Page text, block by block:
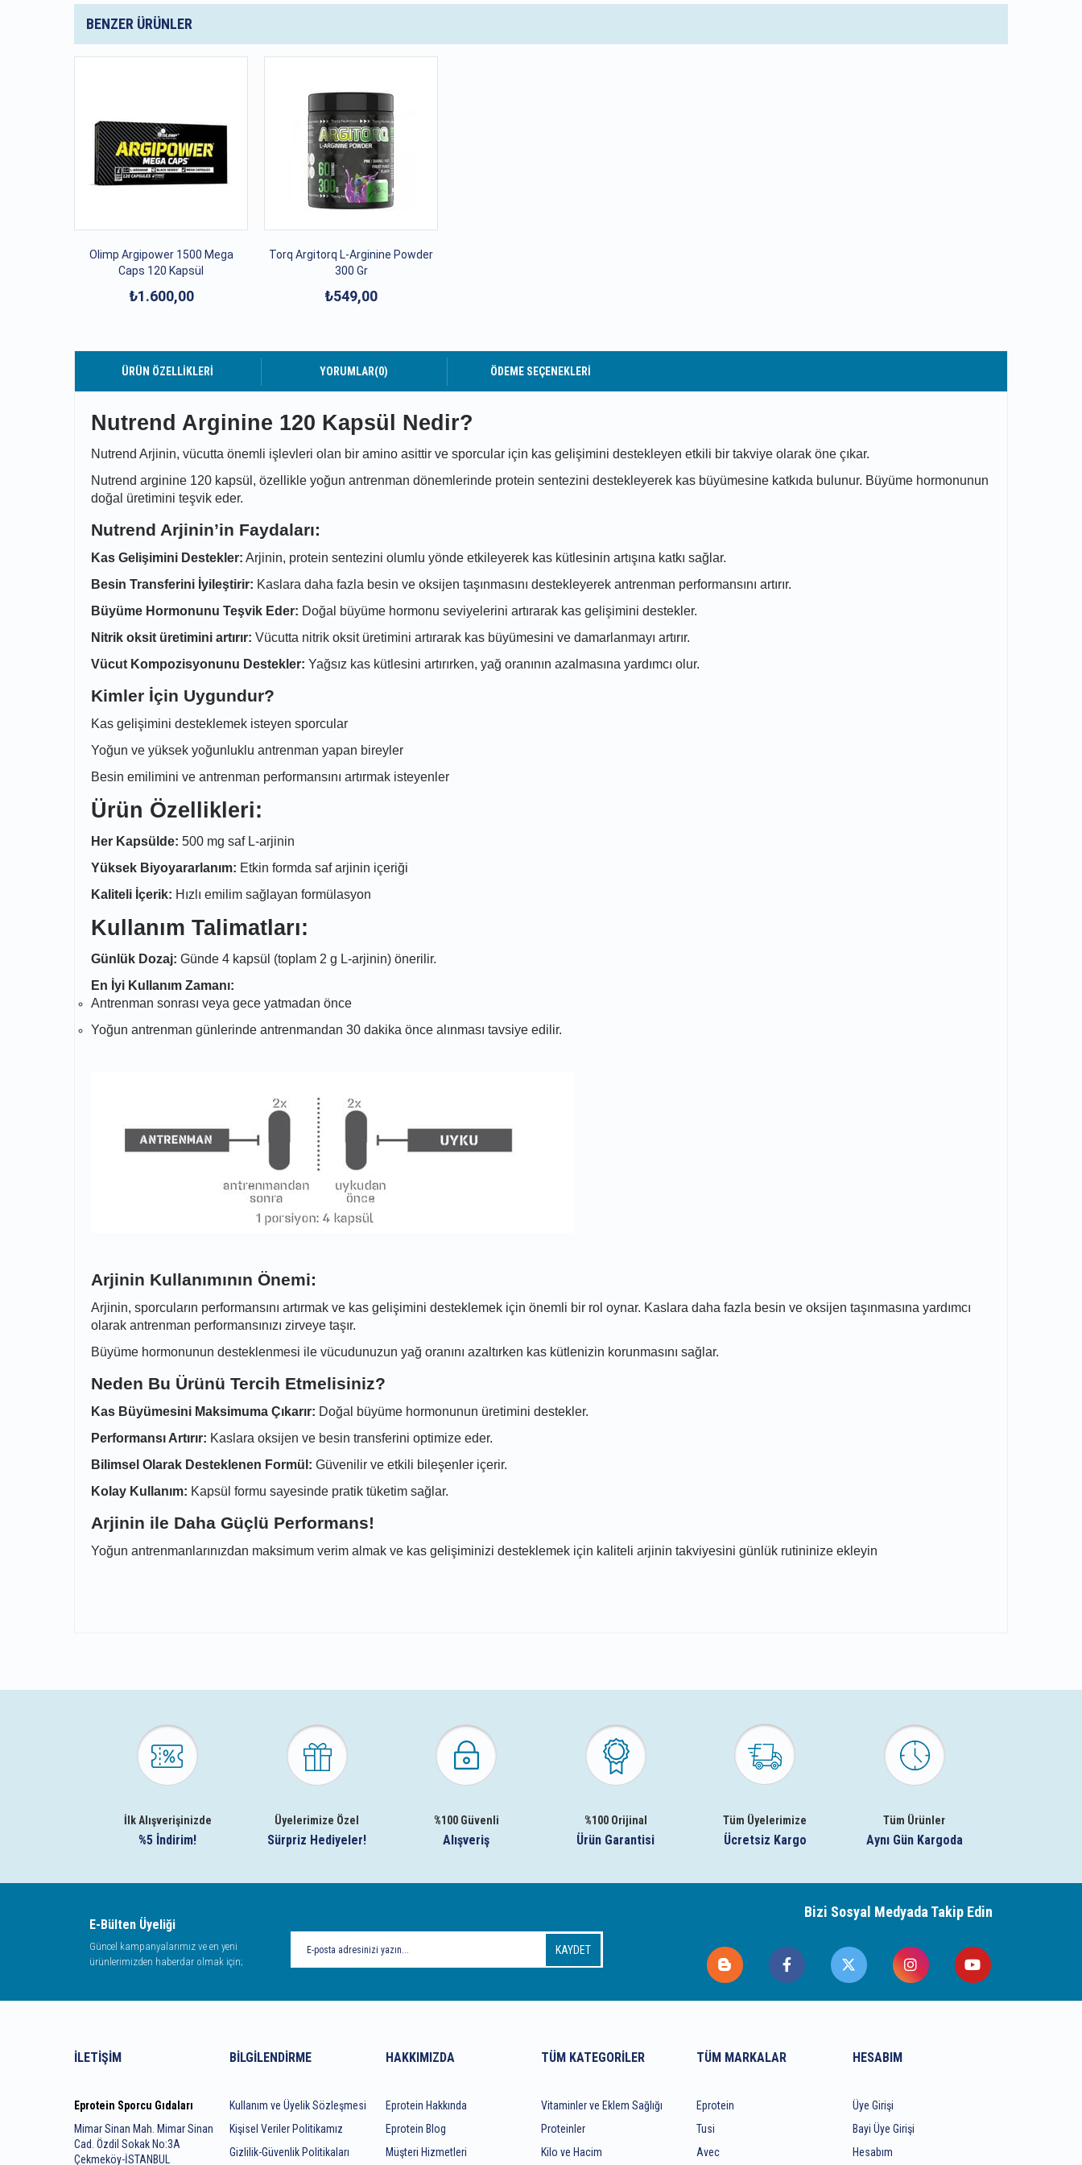
BENZER ÜRÜNLER
Olimp Argipower 1500 Mega
Caps 120 Kapsül
₺1.600,00
Torq Argitorq L-Arginine Powder
300 Gr
₺549,00
ÜRÜN ÖZELLIKLERI YORUMLAR(0) ÖDEME SEÇENEKLERI
Nutrend Arginine 120 Kapsül Nedir?
Nutrend Arjinin, vücutta önemli işlevleri olan bir amino asittir ve sporcular için kas gelişimini destekleyen etkili bir takviye olarak öne çıkar.
Nutrend arginine 120 kapsül, özellikle yoğun antrenman dönemlerinde protein sentezini destekleyerek kas büyümesine katkıda bulunur. Büyüme hormonunun
doğal üretimini teşvik eder.
Nutrend Arjinin’in Faydaları:
Kas Gelişimini Destekler: Arjinin, protein sentezini olumlu yönde etkileyerek kas kütlesinin artışına katkı sağlar.
Besin Transferini İyileştirir: Kaslara daha fazla besin ve oksijen taşınmasını destekleyerek antrenman performansını artırır.
Büyüme Hormonunu Teşvik Eder: Doğal büyüme hormonu seviyelerini artırarak kas gelişimini destekler.
Nitrik oksit üretimini artırır: Vücutta nitrik oksit üretimini artırarak kas büyümesini ve damarlanmayı artırır.
Vücut Kompozisyonunu Destekler: Yağsız kas kütlesini artırırken, yağ oranının azalmasına yardımcı olur.
Kimler İçin Uygundur?
Kas gelişimini desteklemek isteyen sporcular
Yoğun ve yüksek yoğunluklu antrenman yapan bireyler
Besin emilimini ve antrenman performansını artırmak isteyenler
Ürün Özellikleri:
Her Kapsülde: 500 mg saf L-arjinin
Yüksek Biyoyararlanım: Etkin formda saf arjinin içeriği
Kaliteli İçerik: Hızlı emilim sağlayan formülasyon
Kullanım Talimatları:
Günlük Dozaj: Günde 4 kapsül (toplam 2 g L-arjinin) önerilir.
En İyi Kullanım Zamanı:
Antrenman sonrası veya gece yatmadan önce
Yoğun antrenman günlerinde antrenmandan 30 dakika önce alınması tavsiye edilir.
Arjinin Kullanımının Önemi:
Arjinin, sporcuların performansını artırmak ve kas gelişimini desteklemek için önemli bir rol oynar. Kaslara daha fazla besin ve oksijen taşınmasına yardımcı
olarak antrenman performansınızı zirveye taşır.
Büyüme hormonunun desteklenmesi ile vücudunuzun yağ oranını azaltırken kas kütlenizin korunmasını sağlar.
Neden Bu Ürünü Tercih Etmelisiniz?
Kas Büyümesini Maksimuma Çıkarır: Doğal büyüme hormonunun üretimini destekler.
Performansı Artırır: Kaslara oksijen ve besin transferini optimize eder.
Bilimsel Olarak Desteklenen Formül: Güvenilir ve etkili bileşenler içerir.
Kolay Kullanım: Kapsül formu sayesinde pratik tüketim sağlar.
Arjinin ile Daha Güçlü Performans!
Yoğun antrenmanlarınızdan maksimum verim almak ve kas gelişiminizi desteklemek için kaliteli arjinin takviyesini günlük rutininize ekleyin
İlk Alışverişinizde
%5 İndirim!
Üyelerimize Özel
Sürpriz Hediyeler!
%100 Güvenli
Alışveriş
%100 Orijinal
Ürün Garantisi
Tüm Üyelerimize
Ücretsiz Kargo
Tüm Ürünler
Aynı Gün Kargoda
E-Bülten Üyeliği
Güncel kampanyalarımız ve en yeni
ürünlerimizden haberdar olmak için;
KAYDET
Bizi Sosyal Medyada Takip Edin
İLETIŞIM
Eprotein Sporcu Gıdaları
Mimar Sinan Mah. Mimar Sinan
Cad. Özdil Sokak No:3A
Çekmeköy-İSTANBUL
BILGILENDIRME
Kullanım ve Üyelik Sözleşmesi
Kişisel Veriler Politikamız
Gizlilik-Güvenlik Politikaları
HAKKIMIZDA
Eprotein Hakkında
Eprotein Blog
Müşteri Hizmetleri
TÜM KATEGORILER
Vitaminler ve Eklem Sağlığı
Proteinler
Kilo ve Hacim
TÜM MARKALAR
Eprotein
Tusi
Avec
HESABIM
Üye Girişi
Bayi Üye Girişi
Hesabım